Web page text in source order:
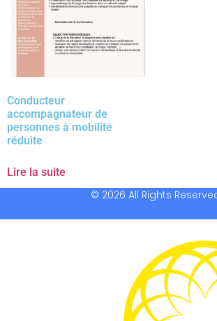
Conducteur
accompagnateur de
personnes à mobilité
réduite
Lire la suite
© 2026 All Rights